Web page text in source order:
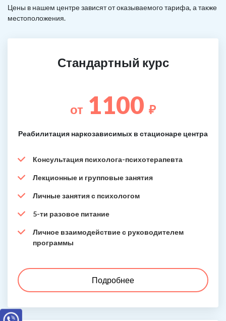
Цены в нашем центре зависят от оказываемого тарифа, а также
местоположения.
Стандартный курс
от 1100 ₽
Реабилитация наркозависимых в стационаре центра
Консультация психолога-психотерапевта
Лекционные и групповые занятия
Личные занятия с психологом
5-ти разовое питание
Личное взаимодействие с руководителем
программы
Подробнее